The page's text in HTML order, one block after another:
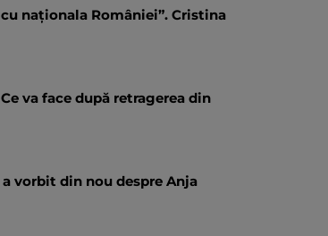
naționala României”. Cristina
va face după retragerea din
vorbit din nou despre Anja